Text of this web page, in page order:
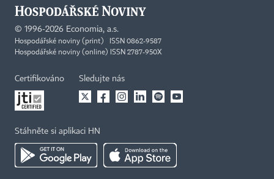
© 1996-2026 Economia, a.s.
Hospodářské noviny (print) ISSN 0862-9587
Hospodářské noviny (online) ISSN 2787-950X
Certifikováno Sledujte nás
Stáhněte si aplikaci HN